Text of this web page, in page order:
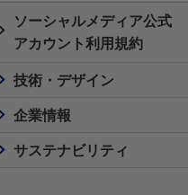
ソーシャルメディア公式
アカウント利用規約
技術・デザイン
企業情報
サステナビリティ